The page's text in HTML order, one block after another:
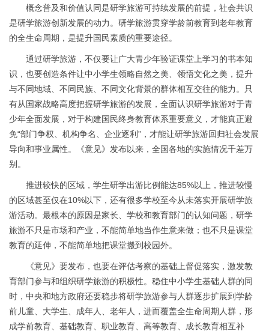
概念普及和价值认同是研学旅游可持续发展的前提，社会共识
是研学旅游创新发展的动力。研学旅游贯穿学龄前教育到老年教育
的全生命周期，是提升国民素质的重要途径。
通过研学旅游，不仅要让广大青少年验证课堂上学习的书本知
识，也要创造条件让中小学生领略自然之美、领悟文化之美，提升
与不同地域、不同民族、不同文化背景的群体相互交往的能力。只
有从国家战略高度把握研学旅游的发展，全面认识研学旅游对于青
少年全面发展，对于构建国民终身教育体系重要意义，才能真正避
免“部门争权、机构争名、企业逐利”，才能让研学旅游回归社会发展
导向和事业属性。《意见》发布以来，全国各地的实施情况千差万
别。
推进较快的区域，学生研学出游比例能达85%以上，推进较慢
的区域甚至仅在10%以下，还有很多学校至今从未落实开展研学旅
游活动。最根本的原因是家长、学校和教育部门的认知问题，研学
旅游不只是市场和产业，不能简单地当作生意来做；也不只是课堂
教育的延伸，不能简单地把课堂搬到校园外。
《意见》要发布，也要在评估考察的基础上督促落实，激发教
育部门参与和组织研学旅游的积极性。稳住中小学生基础人群的同
时，中央和地方政府还要稳步将研学旅游参与人群逐步扩展到学龄
前儿童、大学生、成年人、老年人，进而覆盖全生命周期人群，形
成学前教育、基础教育、职业教育、高等教育、成长教育相互补